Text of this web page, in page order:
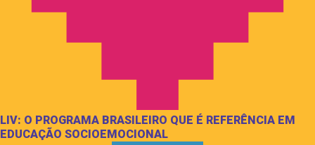
LIV: O PROGRAMA BRASILEIRO QUE É REFERÊNCIA EM
EDUCAÇÃO SOCIOEMOCIONAL